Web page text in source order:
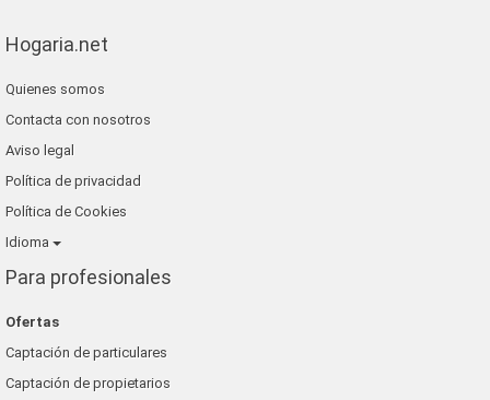
Hogaria.net
Quienes somos
Contacta con nosotros
Aviso legal
Política de privacidad
Política de Cookies
Idioma
Para profesionales
Ofertas
Captación de particulares
Captación de propietarios